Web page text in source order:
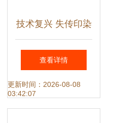
技术复兴 失传印染
厂拼色宝典借助网
络服务重获新生
查看详情
更新时间：2026-08-08
03:42:07